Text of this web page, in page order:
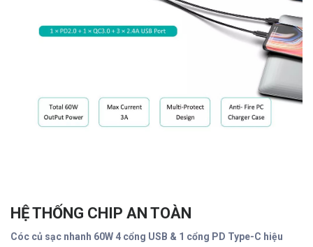
HỆ THỐNG CHIP AN TOÀN
Cóc củ sạc nhanh 60W 4 cổng USB & 1 cổng PD Type-C hiệu